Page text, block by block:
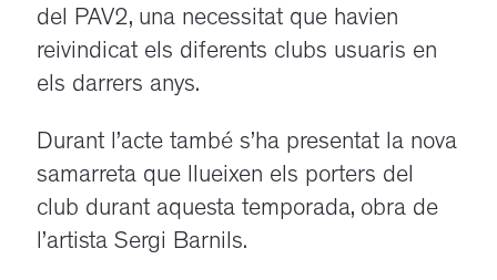
del PAV2, una necessitat que havien
reivindicat els diferents clubs usuaris en
els darrers anys.
Durant l’acte també s’ha presentat la nova
samarreta que llueixen els porters del
club durant aquesta temporada, obra de
l’artista Sergi Barnils.